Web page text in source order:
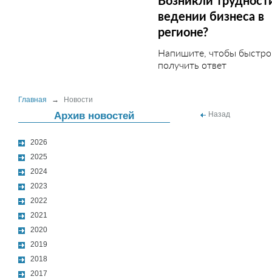
ведении бизнеса в
регионе?
Напишите, чтобы быстро
получить ответ
Главная → Новости
Архив новостей
2026
2025
2024
2023
2022
2021
2020
2019
2018
2017
Назад